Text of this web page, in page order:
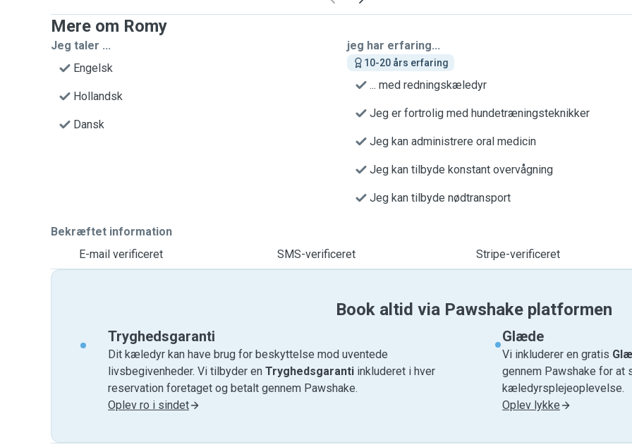
Mere om Romy
Jeg taler ...
Engelsk
Hollandsk
Dansk
jeg har erfaring...
10-20 års erfaring
... med redningskæledyr
Jeg er fortrolig med hundetræningsteknikker
Jeg kan administrere oral medicin
Jeg kan tilbyde konstant overvågning
Jeg kan tilbyde nødtransport
Bekræftet information
E-mail verificeret
SMS-verificeret Stripe-verificeret
Book altid via Pawshake platformen
Tryghedsgaranti
Dit kæledyr kan have brug for beskyttelse mod uventede
livsbegivenheder. Vi tilbyder en Tryghedsgaranti inkluderet i hver
reservation foretaget og betalt gennem Pawshake.
Oplev ro i sindet
Glæde
Vi inkluderer en gratis
gennem Pawshake for at
kæledyrsplejeoplevelse.
Oplev lykke